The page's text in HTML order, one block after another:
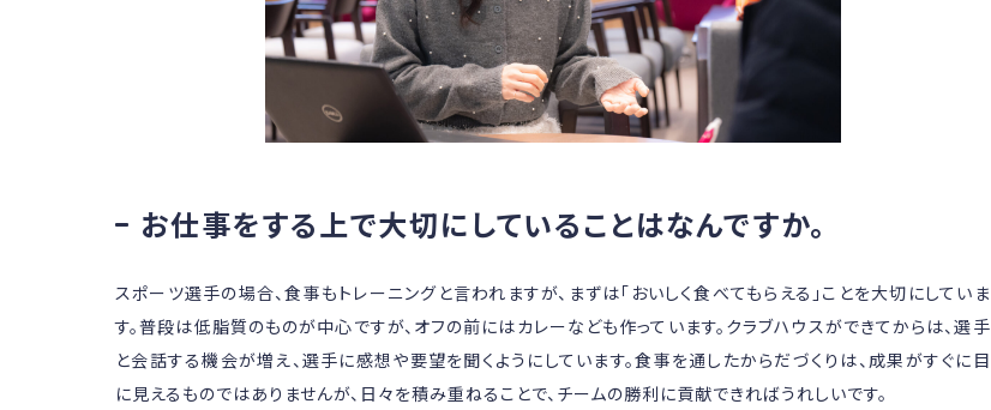
お仕事をする上で大切にしていることはなんですか。
スポーツ選手の場合、食事もトレーニングと言われますが、まずは「おいしく食べてもらえる」ことを大切にしていま
す。普段は低脂質のものが中心ですが、オフの前にはカレーなども作っています。クラブハウスができてからは、選手
と会話する機会が増え、選手に感想や要望を聞くようにしています。食事を通したからだづくりは、成果がすぐに目
に見えるものではありませんが、日々を積み重ねることで、チームの勝利に貢献できればうれしいです。